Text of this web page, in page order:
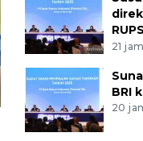
21
BRI
20